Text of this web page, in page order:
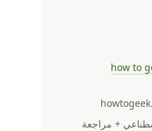
how to
+ مراجعة